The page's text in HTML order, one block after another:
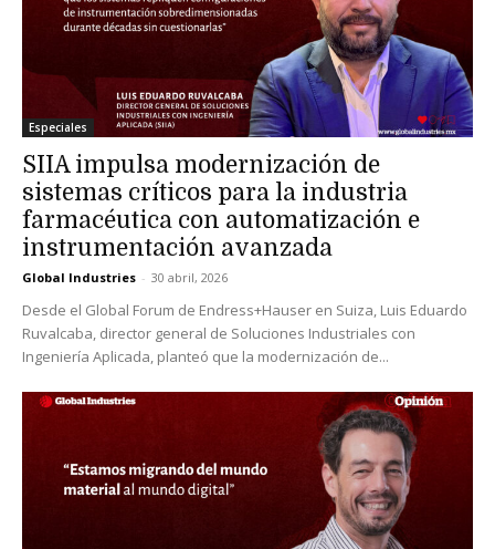
Especiales
SIIA impulsa modernización de
sistemas críticos para la industria
farmacéutica con automatización e
instrumentación avanzada
Global Industries - 30 abril, 2026
Desde el Global Forum de Endress+Hauser en Suiza, Luis Eduardo
Ruvalcaba, director general de Soluciones Industriales con
Ingeniería Aplicada, planteó que la modernización de...